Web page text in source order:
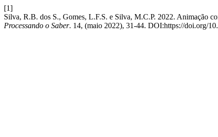
[1]
Silva, R.B. dos S., Gomes, L.F.S. e Silva, M.C.P. 2022. Animação
Processando o Saber. 14, (maio 2022), 31-44. DOI:https://doi.org/